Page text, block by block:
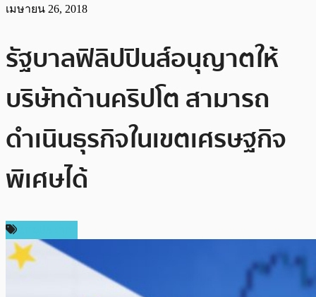
เมษายน 26, 2018
รัฐบาลฟิลิปปินส์อนุญาตให้
บริษัทด้านคริปโต สามารถ
ดำเนินธุรกิจในเขตเศรษฐกิจ
พิเศษได้